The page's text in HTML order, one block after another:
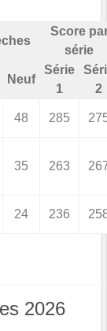
Score
série
Neuf
Série
1
2
48 285
35 263
24 236
2026